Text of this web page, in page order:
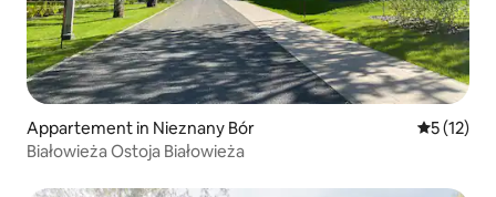
Appartement in Nieznany Bór
5 (12)
Białowieża Ostoja Białowieża